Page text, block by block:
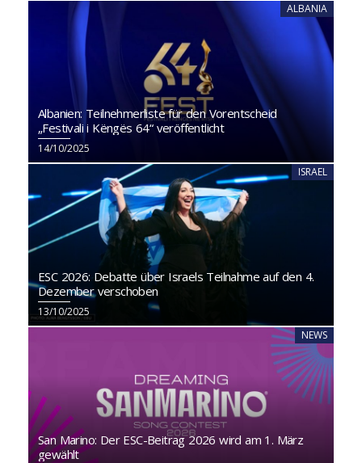
ALBANIA
Albanien: Teilnehmerliste für den Vorentscheid
„Festivali i Këngës 64“ veröffentlicht
14/10/2025
ISRAEL
ESC 2026: Debatte über Israels Teilnahme auf den 4.
Dezember verschoben
13/10/2025
NEWS
San Marino: Der ESC-Beitrag 2026 wird am 1. März
gewählt